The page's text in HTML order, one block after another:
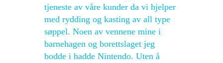
tjeneste av våre kunder da vi hjelper
med rydding og kasting av all type
søppel. Noen av vennene mine i
barnehagen og borettslaget jeg
bodde i hadde Nintendo. Uten å